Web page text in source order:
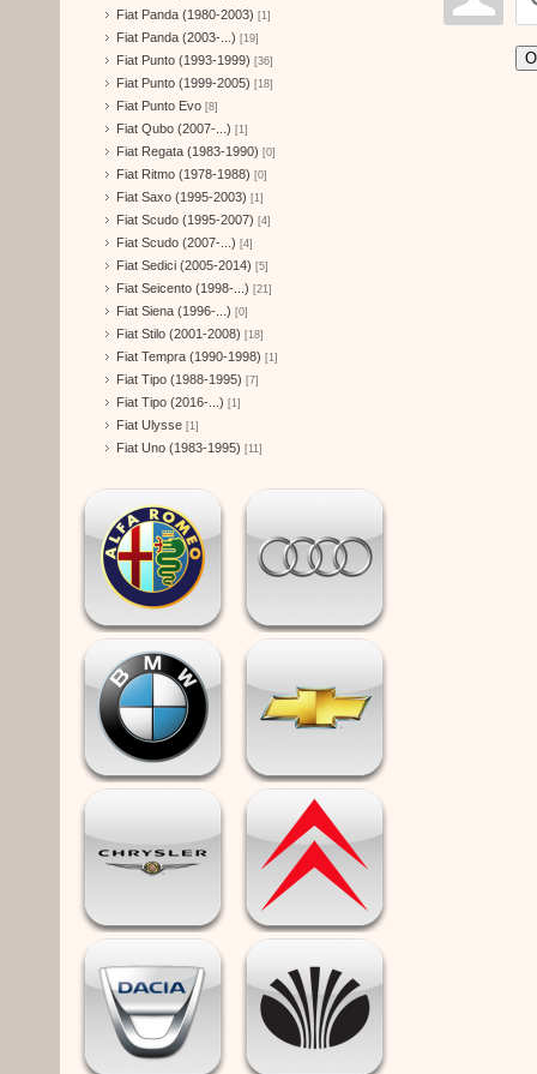
Fiat Panda (1980-2003) [1]
Fiat Panda (2003-...) [19]
Fiat Punto (1993-1999) [36]
Fiat Punto (1999-2005) [18]
Fiat Punto Evo [8]
Fiat Qubo (2007-...) [1]
Fiat Regata (1983-1990) [0]
Fiat Ritmo (1978-1988) [0]
Fiat Saxo (1995-2003) [1]
Fiat Scudo (1995-2007) [4]
Fiat Scudo (2007-...) [4]
Fiat Sedici (2005-2014) [5]
Fiat Seicento (1998-...) [21]
Fiat Siena (1996-...) [0]
Fiat Stilo (2001-2008) [18]
Fiat Tempra (1990-1998) [1]
Fiat Tipo (1988-1995) [7]
Fiat Tipo (2016-...) [1]
Fiat Ulysse [1]
Fiat Uno (1983-1995) [11]